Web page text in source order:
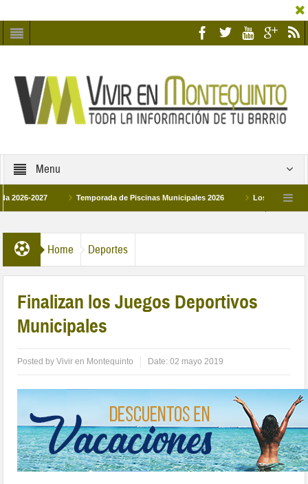
Menu
2027 Temporada de Piscinas Municipales 2026 Los Campus de
Home Deportes
Finalizan los Juegos Deportivos
Municipales
Posted byVivir en Montequinto Date:02 mayo 2019